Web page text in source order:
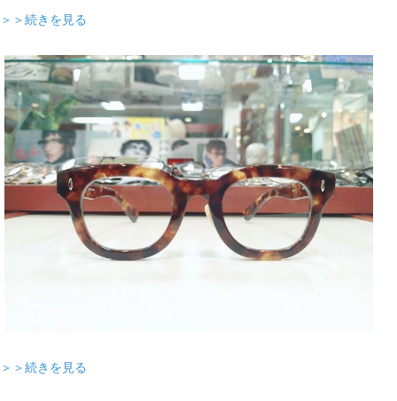
＞＞続きを見る
＞＞続きを見る